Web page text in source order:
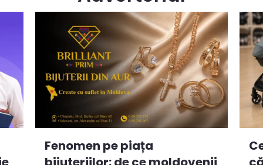
Fenomen pe piața